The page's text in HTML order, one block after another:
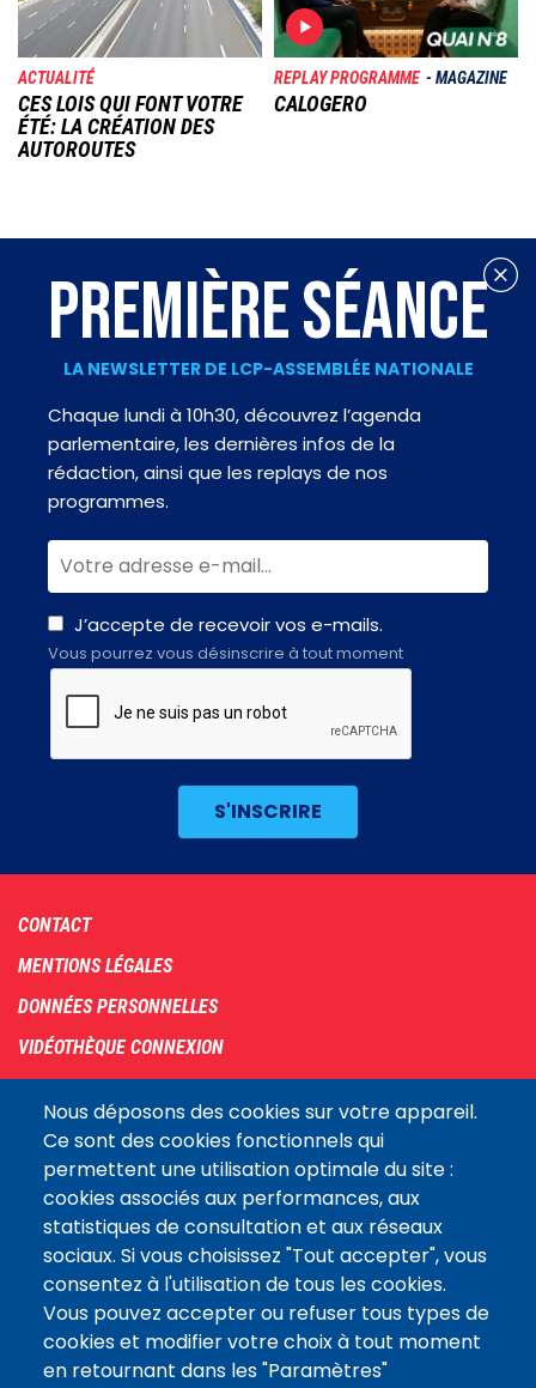
ACTUALITÉ
CES LOIS QUI FONT VOTRE
ÉTÉ: LA CRÉATION DES
AUTOROUTES
REPLAY PROGRAMME MAGAZINE
CALOGERO
Nous déposons des cookies sur votre appareil.
Ce sont des cookies fonctionnels qui
permettent une utilisation optimale du site :
cookies associés aux performances, aux
statistiques de consultation et aux réseaux
sociaux. Si vous choisissez "Tout accepter", vous
consentez à l'utilisation de tous les cookies.
Vous pouvez accepter ou refuser tous types de
cookies et modifier votre choix à tout moment
en retournant dans les "Paramètres"
PREMIÈRE SÉANCE
LA NEWSLETTER DE LCP-ASSEMBLÉE NATIONALE
Chaque lundi à 10h30, découvrez l’agenda
parlementaire, les dernières infos de la
rédaction, ainsi que les replays de nos
programmes.
J’accepte de recevoir vos e-mails.
Vous pourrez vous désinscrire à tout moment
Footer
menu
CONTACT
MENTIONS LÉGALES
DONNÉES PERSONNELLES
VIDÉOTHÈQUE CONNEXION
COOKIES
Assemblée
nationaleLE SITE DE L’ASSEMBLÉE NATIONALE
Suivez-nous